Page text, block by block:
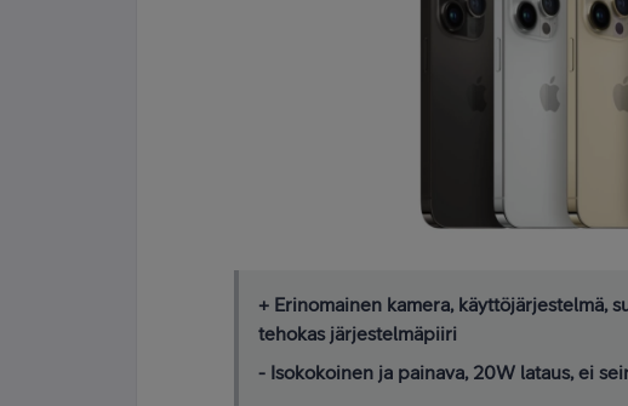
+ Erinomainen kamera, käyttöjärjestelmä,
tehokas järjestelmäpiiri
- Isokokoinen ja painava, 20W lataus, ei